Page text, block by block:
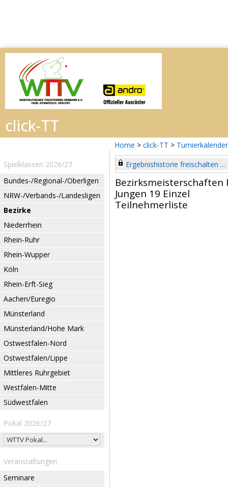
Home > click-TT > Turnierkalender
Spielklassen 2026/27
Bundes-/Regional-/Oberligen
NRW-/Verbands-/Landesligen
Bezirke
Niederrhein
Rhein-Ruhr
Rhein-Wupper
Köln
Rhein-Erft-Sieg
Aachen/Euregio
Münsterland
Münsterland/Hohe Mark
Ostwestfalen-Nord
Ostwestfalen/Lippe
Mittleres Ruhrgebiet
Westfalen-Mitte
Südwestfalen
Pokal 2026/27
Veranstaltungen
Seminare
Ergebnishistorie freischalten ...
Bezirksmeisterschaften
Jungen 19 Einzel
Teilnehmerliste